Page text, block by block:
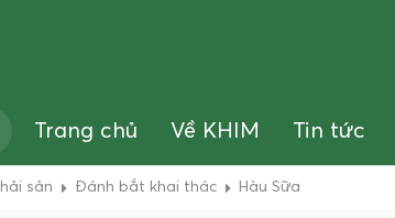
Trang chủ Về KHIM Tin tức
sản Đánh bắt khai thác Hàu Sữa